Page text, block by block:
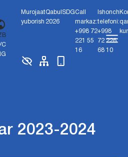
Murojaat
yuborish
Qabul
2026
SDGCall
markaz:
+998 72
221 55
16
Ishonch
telefoni:
+998
72 226
68 10
2023-2024